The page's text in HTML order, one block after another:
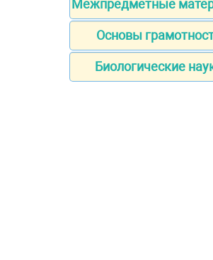
Межпредметные
Основы
Биологические